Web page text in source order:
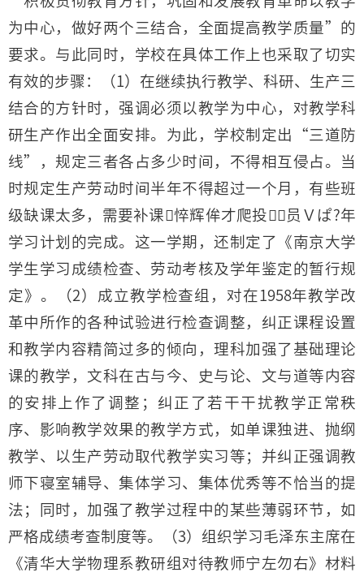
为中心，做好两个三结合，全面提高教学质量”的
要求。与此同时，学校在具体工作上也采取了切实
有效的步骤：（1）在继续执行教学、科研、生产三
结合的方针时，强调必须以教学为中心，对教学科
研生产作出全面安排。为此，学校制定出“三道防
线”，规定三者各占多少时间，不得相互侵占。当
时规定生产劳动时间半年不得超过一个月，有些班
级缺课太多，需要补课悴辉侔才爬投员Ｖぱ?年
学习计划的完成。这一学期，还制定了《南京大学
学生学习成绩检查、劳动考核及学年鉴定的暂行规
定》。（2）成立教学检查组，对在1958年教学改
革中所作的各种试验进行检查调整，纠正课程设置
和教学内容精简过多的倾向，理科加强了基础理论
课的教学，文科在古与今、史与论、文与道等内容
的安排上作了调整；纠正了若干干扰教学正常秩
序、影响教学效果的教学方式，如单课独进、抛纲
教学、以生产劳动取代教学实习等；并纠正强调教
师下寝室辅导、集体学习、集体优秀等不恰当的提
法；同时，加强了教学过程中的某些薄弱环节，如
严格成绩考查制度等。（3）组织学习毛泽东主席在
《清华大学物理系教研组对待教师宁左勿右》材料